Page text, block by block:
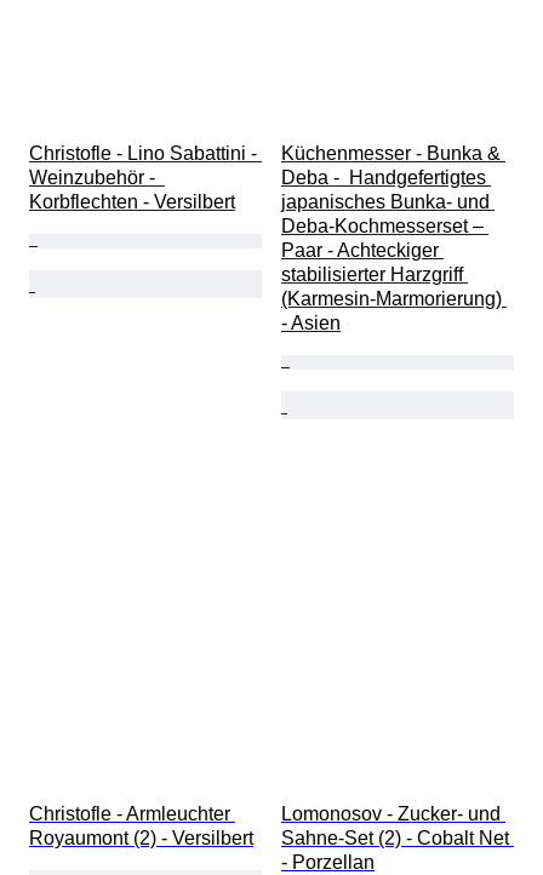
Christofle - Lino Sabattini -
Weinzubehör -
Korbflechten - Versilbert
Küchenmesser - Bunka &
Deba -  Handgefertigtes
japanisches Bunka- und
Deba-Kochmesserset –
Paar - Achteckiger
stabilisierter Harzgriff
(Karmesin-Marmorierung)
- Asien
Christofle - Armleuchter
Royaumont (2) - Versilbert
Lomonosov - Zucker- und
Sahne-Set (2) - Cobalt Net
- Porzellan